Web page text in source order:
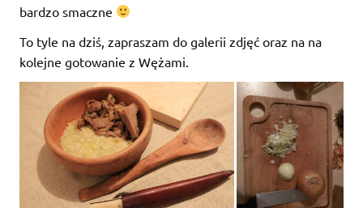
bardzo smaczne
To tyle na dziś, zapraszam do galerii zdjęć oraz na na
kolejne gotowanie z Wężami.